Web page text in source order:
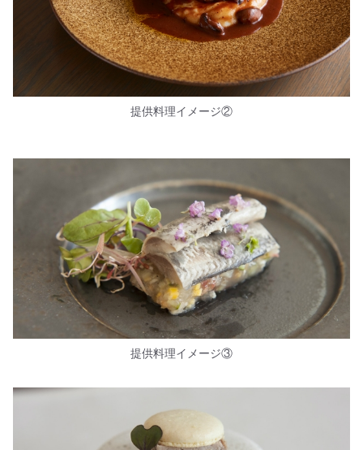
提供料理イメージ②
提供料理イメージ③